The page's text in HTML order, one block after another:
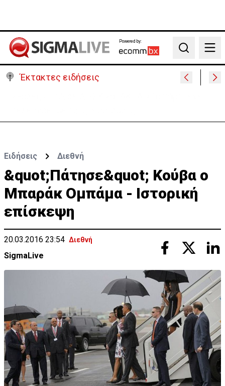
Powered by:
Search
Έκτακτες ειδήσεις
Ειδήσεις Διεθνή
&quot;Πάτησε&quot; Κούβα ο
Μπαράκ Ομπάμα - Ιστορική
επίσκεψη
20.03.2016 23:54 Διεθνή
SigmaLive